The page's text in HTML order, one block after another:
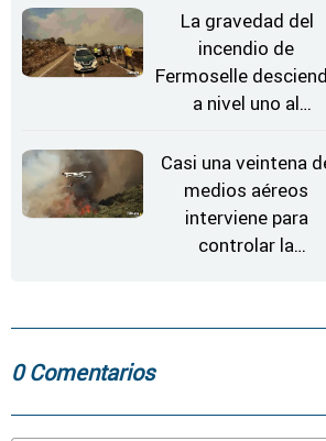
Estrellas
La gravedad del
incendio de
Fermoselle
a nivel uno al
"favorable" y
el riesgo
Casi una veintena
medios aéreos
interviene para
controlar la
Fermoselle
0 Comentarios